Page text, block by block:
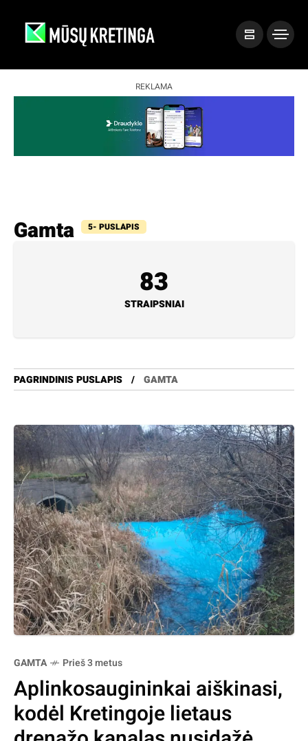
REKLAMA
Gamta 5- PUSLAPIS
83
STRAIPSNIAI
PAGRINDINIS PUSLAPIS GAMTA
GAMTA Prieš 3 metus
Aplinkosaugininkai aiškinasi,
kodėl Kretingoje lietaus